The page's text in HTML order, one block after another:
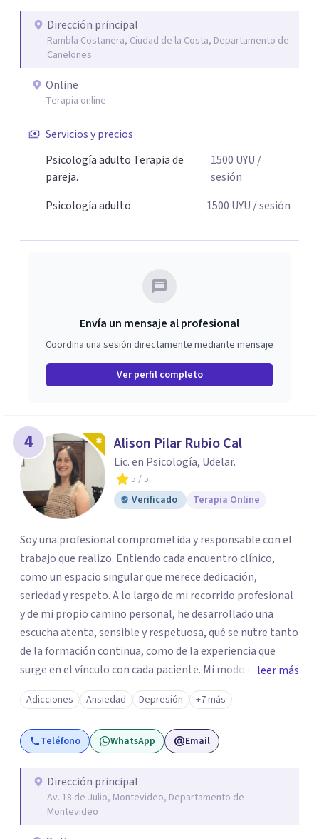
Dirección principal
Rambla Costanera, Ciudad de la Costa, Departamento de
Canelones
Online
Terapia online
Servicios y precios
Psicología adulto Terapia de
pareja.
1500 UYU /
sesión
Psicología adulto
1500 UYU / sesión
Envía un mensaje al profesional
Coordina una sesión directamente mediante mensaje
Ver perfil completo
4 Alison Pilar Rubio Cal
Lic. en Psicología, Udelar.
5 / 5
Verificado
Terapia Online
Soy una profesional comprometida y responsable con el
trabajo que realizo. Entiendo cada encuentro clínico,
como un espacio singular que merece dedicación,
seriedad y respeto. A lo largo de mi recorrido profesional
y de mi propio camino personal, he desarrollado una
escucha atenta, sensible y respetuosa, qué se nutre tanto
de la formación continua, como de la experiencia que
surge en el vínculo con cada paciente. Mi modo de
acompañar se fundamenta en la empatía, la presencia y
el respeto por los tiempos subjetivos, reconociendo que
cada proceso es único y requiere ser alojado sin apuros ni
exigencias externas. Concibo el espacio terapéutico
puede ser desplegada, favoreciendo así, un proceso
sostenido, orientado al bienestar psíquico y al desarrollo
personal.
leer más
Adicciones Ansiedad Depresión +7 más
Teléfono WhatsApp Email
Dirección principal
Av. 18 de Julio, Montevideo, Departamento de
Montevideo